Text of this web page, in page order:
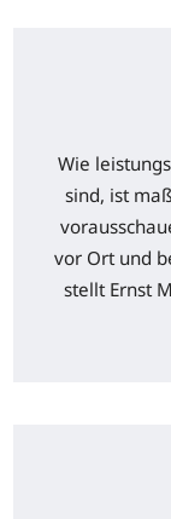
Wie
sind, ist
vor Ort und
stellt Ernst